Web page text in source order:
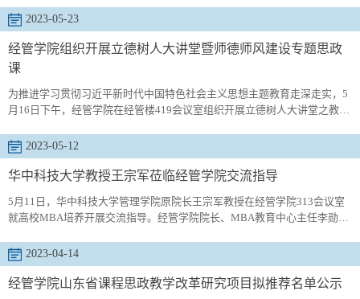
2023-05-23
经管学院组织开展立德树人大讲堂暨师德师风建设专题思政
课
为推进学习贯彻习近平新时代中国特色社会主义思想主题教育走深走实，5
月16日下午，经管学院在经管楼419会议室组织开展立德树人大讲堂之教师
师风专题思政课，全体教职工参加会议。 李勋来在思政课中讲到，习近平
总书记在北京市八一学校考察时强调，“教师是传播知识、传播思想、传播
真理的工作，是塑造灵魂、塑造生命、塑造人的工作”。教师奋斗在教育教
2023-05-12
华中科技大学教授王宗军莅临经管学院交流指导
5月11日，华中科技大学管理学院原院长王宗军教授在经管学院313会议室
就高校MBA培养开展交流指导。经管学院院长、MBA教育中心主任李勋来
介、招考规模、师资力量、课程设置、培养质量、阶段总结等六个方面介
绍了我校MBA项目的基本情况。王宗军结合自身工作实践以及华中科技大
学MBA的发展经验，从招生规模、研究方向、课程体系、师资队伍、品牌
2023-04-14
经管学院山东省课程思政教学改革研究项目拟推荐名单公示